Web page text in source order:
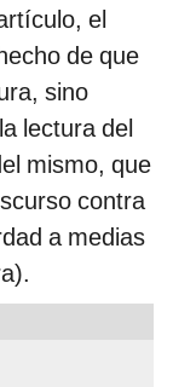
el
de que
sino
lectura del
mismo, que
contra
a medias